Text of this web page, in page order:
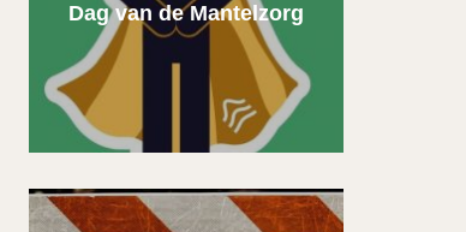
Dag van de Mantelzorg